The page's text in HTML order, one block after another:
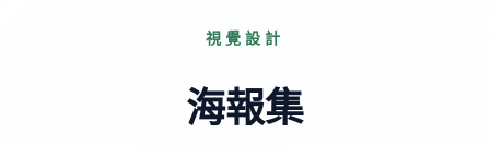
視覺設計
海報集